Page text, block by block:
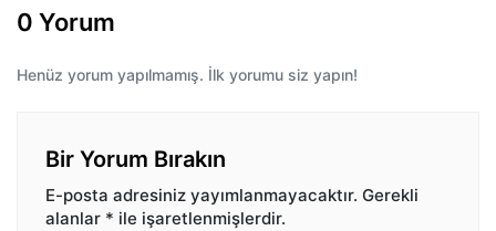
0 Yorum
Henüz yorum yapılmamış. İlk yorumu siz yapın!
Bir Yorum Bırakın
E-posta adresiniz yayımlanmayacaktır. Gerekli
alanlar * ile işaretlenmişlerdir.